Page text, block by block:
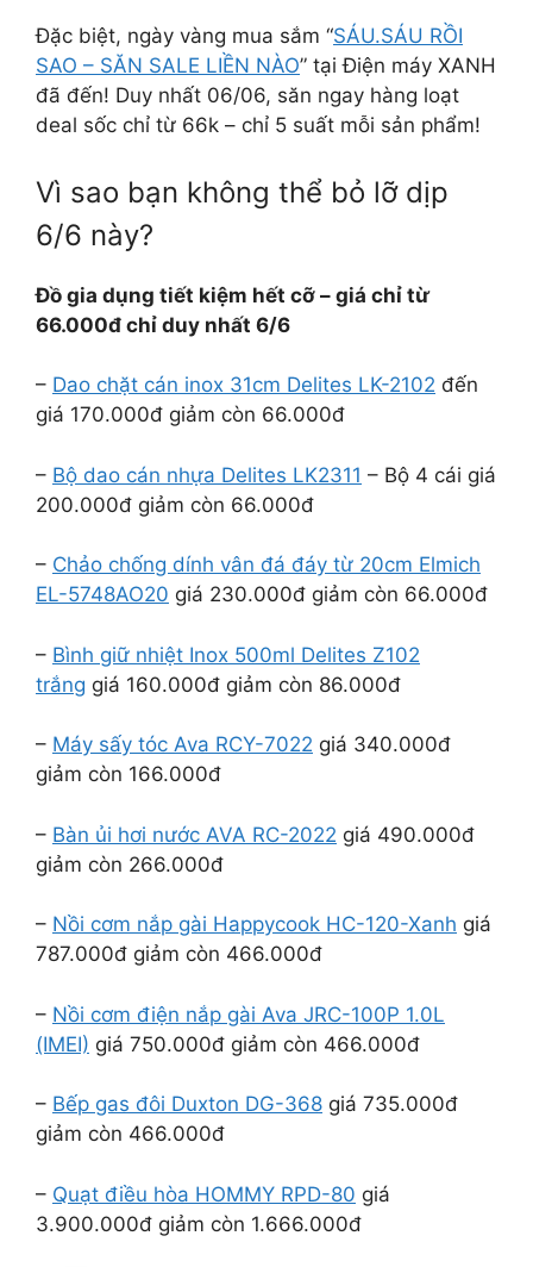
Đặc biệt, ngày vàng mua sắm “SÁU.SÁU RỒI
SAO – SĂN SALE LIỀN NÀO” tại Điện máy XANH
đã đến! Duy nhất 06/06, săn ngay hàng loạt
deal sốc chỉ từ 66k – chỉ 5 suất mỗi sản phẩm!
Vì sao bạn không thể bỏ lỡ dịp
6/6 này?
Đồ gia dụng tiết kiệm hết cỡ – giá chỉ từ
66.000đ chỉ duy nhất 6/6
– Dao chặt cán inox 31cm Delites LK-2102 đến
giá 170.000đ giảm còn 66.000đ
– Bộ dao cán nhựa Delites LK2311 – Bộ 4 cái giá
200.000đ giảm còn 66.000đ
– Chảo chống dính vân đá đáy từ 20cm Elmich
EL-5748AO20 giá 230.000đ giảm còn 66.000đ
– Bình giữ nhiệt Inox 500ml Delites Z102
trắng giá 160.000đ giảm còn 86.000đ
– Máy sấy tóc Ava RCY-7022 giá 340.000đ
giảm còn 166.000đ
– Bàn ủi hơi nước AVA RC-2022 giá 490.000đ
giảm còn 266.000đ
– Nồi cơm nắp gài Happycook HC-120-Xanh giá
787.000đ giảm còn 466.000đ
– Nồi cơm điện nắp gài Ava JRC-100P 1.0L
(IMEI) giá 750.000đ giảm còn 466.000đ
– Bếp gas đôi Duxton DG-368 giá 735.000đ
giảm còn 466.000đ
– Quạt điều hòa HOMMY RPD-80 giá
3.900.000đ giảm còn 1.666.000đ